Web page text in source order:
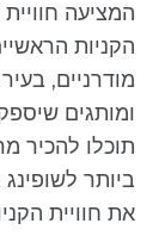
המציעה חוויית
הקניות
מודרניים,
ומותגים
תוכלו להכיר
ביותר לשופינג
את חוויית